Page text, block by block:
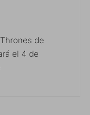
de
el 4 de